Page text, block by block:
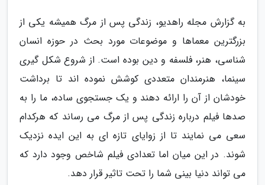
به گزارش مجله راهدیو، زندگی پس از مرگ همیشه یکی از
بزرگترین معماها و موضوعات مورد بحث در حوزه انسان
شناسی، هنر، فلسفه و دین بوده است. از شروع شکل گیری
سینما، هنرمندان متعددی کوشش نموده اند تا برداشت
خودشان از آن را ارائه دهند و یک جستجوی ساده، ما را به
صدها فیلم درباره زندگی پس از مرگ می رساند که هرکدام
سعی می نمایند تا از زوایای تازه ای به این ایده نزدیک
شوند. در این میان اما تعدادی فیلم شاخص وجود دارد که
می تواند دنیا بینی شما را تحت تاثیر قرار دهد.